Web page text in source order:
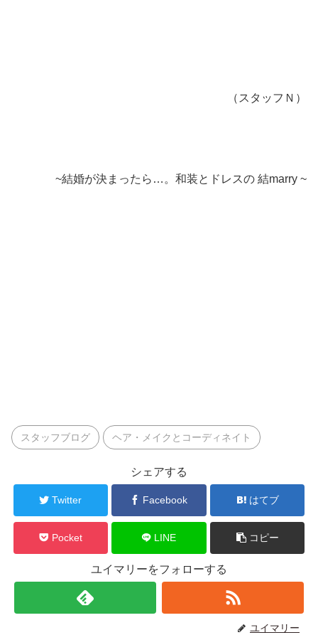
（スタッフＮ）
~結婚が決まったら…。和装とドレスの 結marry ~
スタッフブログ ヘア・メイクとコーディネイト
シェアする
Twitter Facebook はてブ
Pocket LINE コピー
ユイマリーをフォローする
ユイマリー